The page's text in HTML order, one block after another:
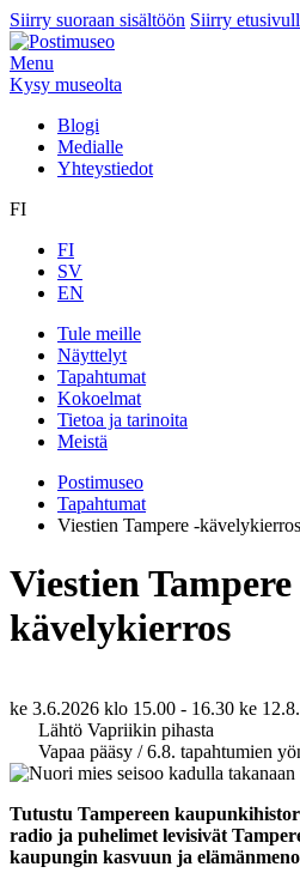
Siirry suoraan sisältöön Siirry
Menu
Kysy museolta
Blogi
Medialle
Yhteystiedot
FI
FI
SV
EN
Tule meille
Näyttelyt
Tapahtumat
Kokoelmat
Tietoa ja tarinoita
Meistä
Postimuseo
Tapahtumat
Viestien Tampere -kävelykierros
Viestien Tampere
kävelykierros
ke 3.6.2026 klo 15.00 - 16.30 ke
Lähtö Vapriikin pihasta
Vapaa pääsy / 6.8. tapahtumien
Tutustu Tampereen
radio ja puhelimet levisivät
kaupungin kasvuun ja